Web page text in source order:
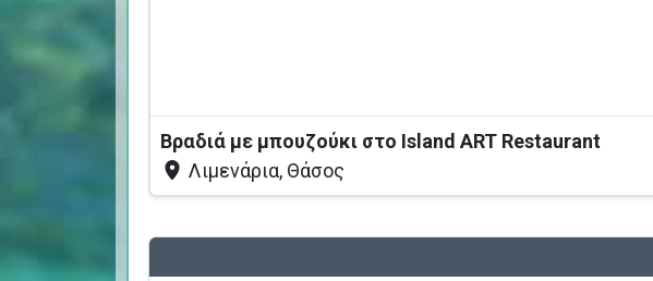
Βραδιά με μπουζούκι στο Island ART Restaurant
Λιμενάρια, Θάσος